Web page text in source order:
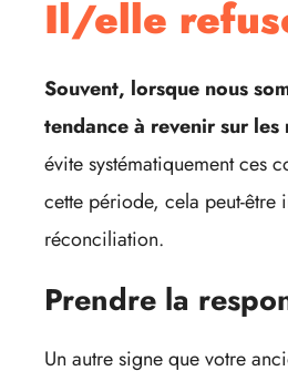
Il/elle
Souvent, lorsque nous
tendance à revenir sur
évite systématiquement ces
cette période, cela peut-être
réconciliation.
Prendre la
Un autre signe que votre